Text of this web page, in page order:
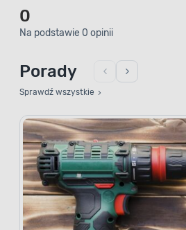
0
Na podstawie 0 opinii
Porady
Sprawdź wszystkie